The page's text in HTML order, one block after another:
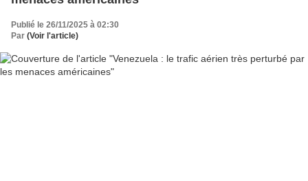
Publié le 26/11/2025 à 02:30
Par (Voir l'article)